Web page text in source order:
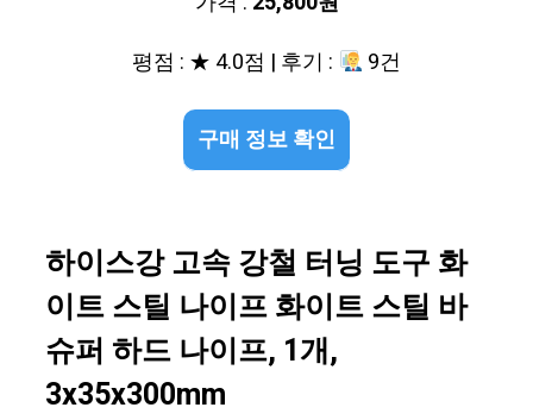
평점 : ★ 4.0점 | 후기 :
9건
구매 정보 확인
하이스강 고속 강철 터닝 도구 화
이트 스틸 나이프 화이트 스틸 바
슈퍼 하드 나이프, 1개,
3x35x300mm